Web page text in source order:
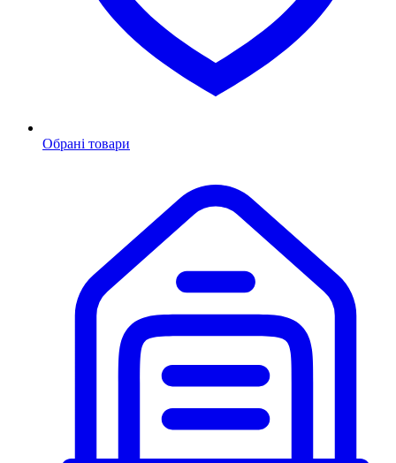
Обрані товари